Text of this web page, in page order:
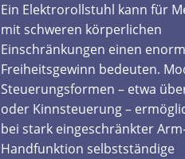
Ein Elektrorollstuhl kann für
mit schweren körperlichen
Einschränkungen einen
Freiheitsgewinn bedeuten.
Steuerungsformen – etwa
oder Kinnsteuerung –
bei stark eingeschränkter
Handfunktion selbstständige